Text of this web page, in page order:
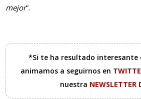
mejor”.
*Si te ha resultado interesante
animamos a seguirnos en
nuestra NEWSLETTER